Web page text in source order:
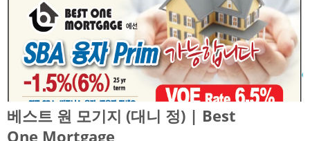
베스트 원 모기지 (대니 정) | Best
One Mortgage